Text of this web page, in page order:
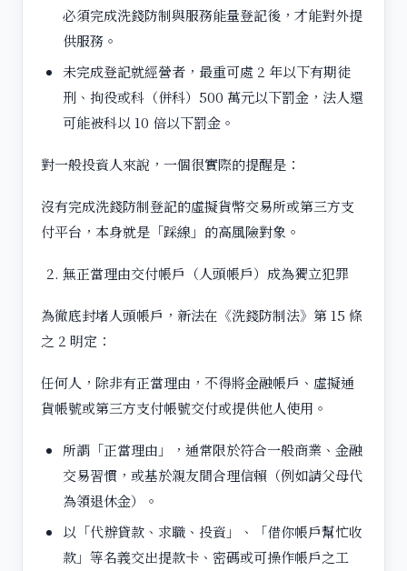
必須完成洗錢防制與服務能量登記後，才能對外提
供服務。
未完成登記就經營者，最重可處 2 年以下有期徒
刑、拘役或科（併科）500 萬元以下罰金，法人還
可能被科以 10 倍以下罰金。
對一般投資人來說，一個很實際的提醒是：
沒有完成洗錢防制登記的虛擬貨幣交易所或第三方支
付平台，本身就是「踩線」的高風險對象。
無正當理由交付帳戶（人頭帳戶）成為獨立犯罪
為徹底封堵人頭帳戶，新法在《洗錢防制法》第 15 條
之 2 明定：
任何人，除非有正當理由，不得將金融帳戶、虛擬通
貨帳號或第三方支付帳號交付或提供他人使用。
所謂「正當理由」，通常限於符合一般商業、金融
交易習慣，或基於親友間合理信賴（例如請父母代
為領退休金）。
以「代辦貸款、求職、投資」、「借你帳戶幫忙收
款」等名義交出提款卡、密碼或可操作帳戶之工